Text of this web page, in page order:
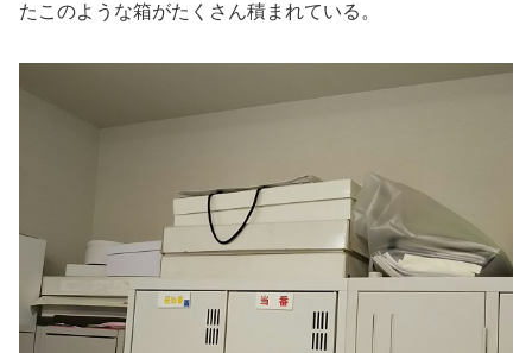
たこのような箱がたくさん積まれている。